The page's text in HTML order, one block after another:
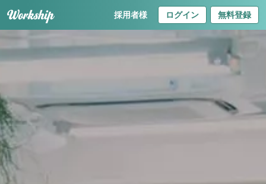
採用者様 ログイン 無料登録